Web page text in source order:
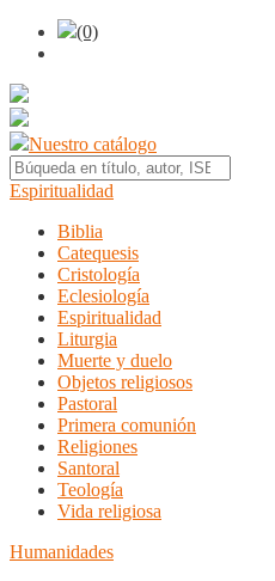
(0)
Nuestro catálogo
Espiritualidad
Biblia
Catequesis
Cristología
Eclesiología
Espiritualidad
Liturgia
Muerte y duelo
Objetos religiosos
Pastoral
Primera comunión
Religiones
Santoral
Teología
Vida religiosa
Humanidades